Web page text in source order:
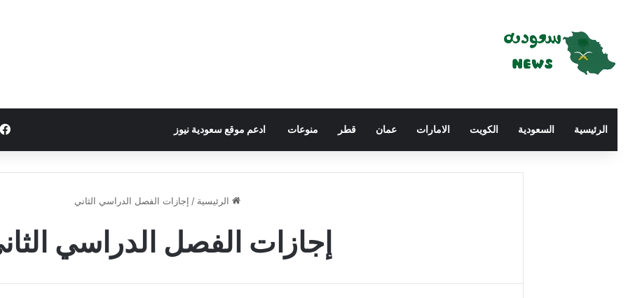
الرئيسية السعودية الكويت الامارات عمان قطر منوعات ادعم موقع سعودية نيوز
الرئيسية / إجازات الفصل الدراسي الثاني
إجازات الفصل الدراسي